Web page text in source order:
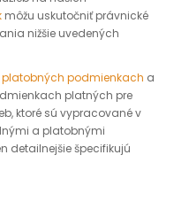
môžu uskutočniť právnické
nižšie uvedených
podmienkach a
platných pre
ktoré sú vypracované v
a platobnými
detailnejšie špecifikujú